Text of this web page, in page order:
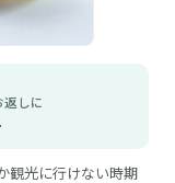
しに
観光に行けない時期